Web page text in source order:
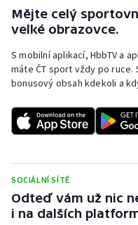
Mějte celý
velké obrazovce.
S mobilní aplikací, HbbTV a
máte ČT sport vždy po
bonusový obsah kdekoli a
SOCIÁLNÍ SÍTĚ
Odteď vám už nic
i na dalších